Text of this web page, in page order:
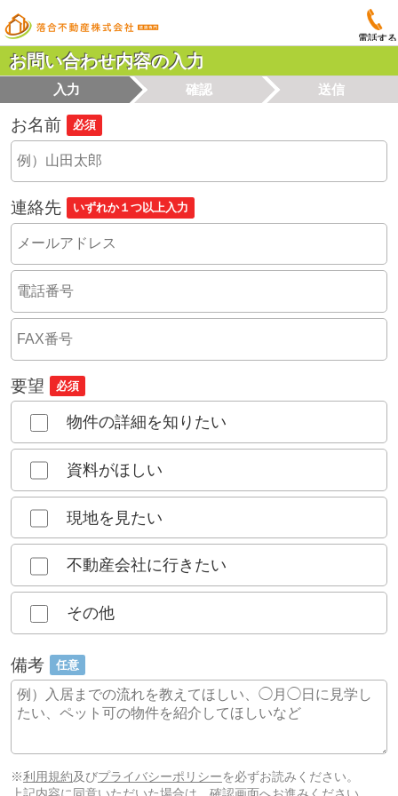
電話する
お問い合わせ内容の入力
入力 確認 送信
お名前 必須
連絡先 いずれか１つ以上入力
要望 必須
物件の詳細を知りたい
資料がほしい
現地を見たい
不動産会社に行きたい
その他
備考 任意
※利用規約及びプライバシーポリシーを必ずお読みください。
上記内容に同意いただいた場合は、確認画面へお進みください。